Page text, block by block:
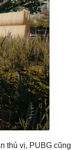
thú vị, PUBG cũng